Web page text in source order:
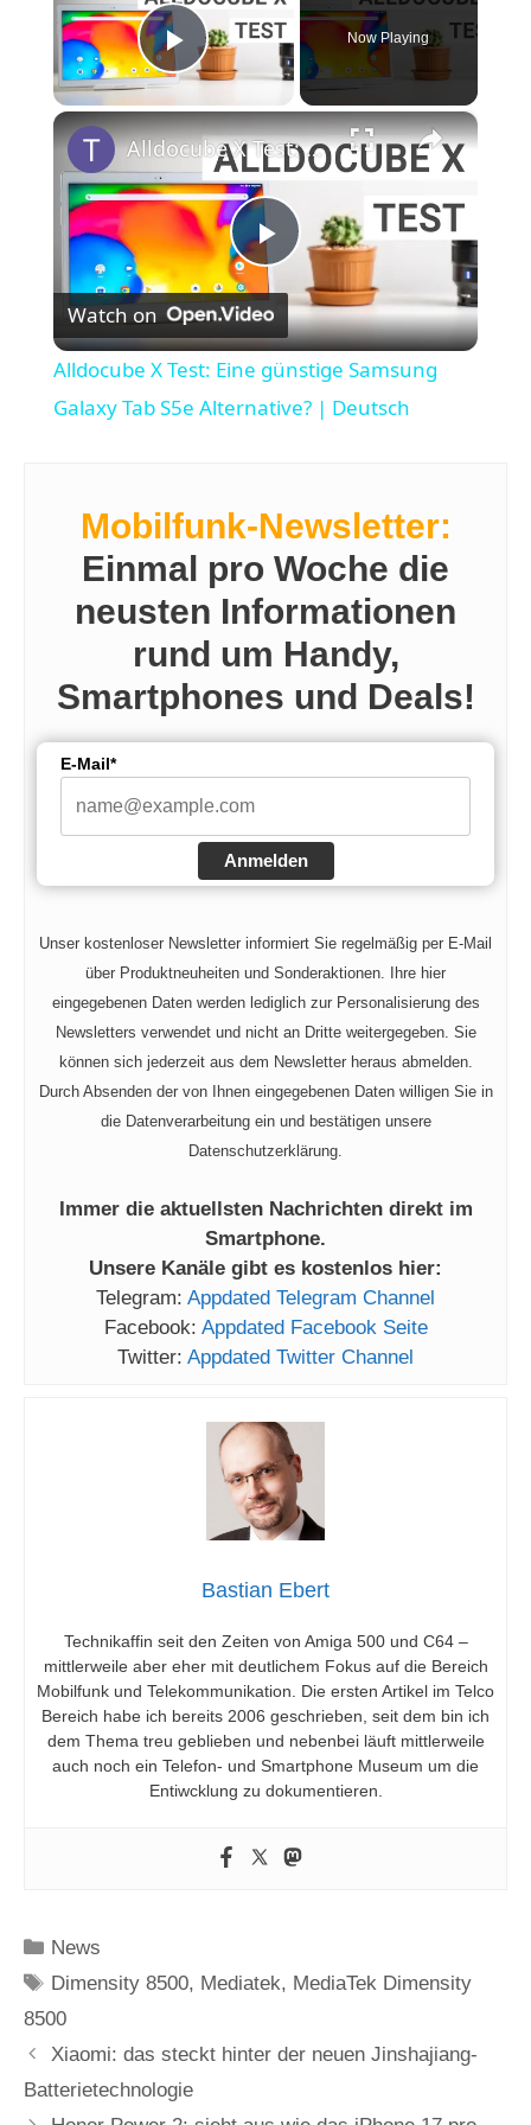
Play Video
Now Playing
×
P
l
a
V
i
d
o
Alldocube X Test: Eine günstige Samsung Galaxy Tab S5e Alternative? | Deutsch
Watch on
Alldocube X Test: Eine günstige Samsung
Galaxy Tab S5e Alternative? | Deutsch
Mobilfunk-Newsletter:
Einmal pro Woche die
neusten Informationen
rund um Handy,
Smartphones und Deals!
E-Mail*
Anmelden
Unser kostenloser Newsletter informiert Sie regelmäßig per E-Mail
über Produktneuheiten und Sonderaktionen. Ihre hier
eingegebenen Daten werden lediglich zur Personalisierung des
Newsletters verwendet und nicht an Dritte weitergegeben. Sie
können sich jederzeit aus dem Newsletter heraus abmelden.
Durch Absenden der von Ihnen eingegebenen Daten willigen Sie in
die Datenverarbeitung ein und bestätigen unsere
Datenschutzerklärung.
Immer die aktuellsten Nachrichten direkt im
Smartphone.
Unsere Kanäle gibt es kostenlos hier:
Telegram: Appdated Telegram Channel
Facebook: Appdated Facebook Seite
Twitter: Appdated Twitter Channel
Bastian Ebert
Technikaffin seit den Zeiten von Amiga 500 und C64 –
mittlerweile aber eher mit deutlichem Fokus auf die Bereich
Mobilfunk und Telekommunikation. Die ersten Artikel im Telco
Bereich habe ich bereits 2006 geschrieben, seit dem bin ich
dem Thema treu geblieben und nebenbei läuft mittlerweile
auch noch ein Telefon- und Smartphone Museum um die
Entiwcklung zu dokumentieren.
Kategorien
News
Schlagwörter
Dimensity 8500, Mediatek, MediaTek Dimensity
8500
Xiaomi: das steckt hinter der neuen Jinshajiang-
Batterietechnologie